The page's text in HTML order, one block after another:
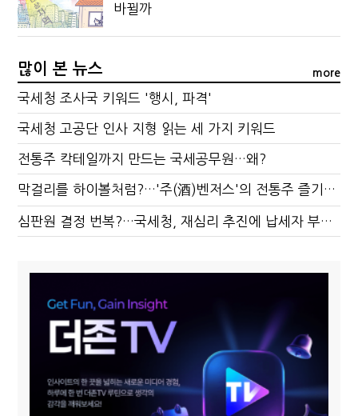
바뀔까
많이 본 뉴스 more
국세청 조사국 키워드 '행시, 파격'
국세청 고공단 인사 지형 읽는 세 가지 키워드
전통주 칵테일까지 만드는 국세공무원…왜?
막걸리를 하이볼처럼?…'주(酒)벤저스'의 전통주 즐기는 법
심판원 결정 번복?…국세청, 재심리 추진에 납세자 부담 우려